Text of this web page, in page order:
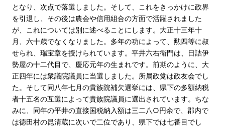
となり、次点で落選しました。そして、これをきっかけに政界
を引退し、その後は農会や信用組合の方面で活躍されました
が、これについては別に述べることにします。大正十三年十
月、六十歳でなくなりました。多年の功によって、勲四等に叔
せられ、瑞宝章を授けられています。平井六右衛門は、日詰伊
勢屋の十二代目で、慶応元年の生まれです。前期のように、大
正四年には衆議院議員に当選しました。所属政党は政友会でし
た。そして同八年七月の貴族院補欠選挙には、県下の多額納税
者十五名の互選によって貴族院議員に選出されています。ちな
みに、同年の平井の直接国税納入額は三二八○円余で、郡内で
は徳田村の昆清蔵に次いで二位であり、県下では七番目でし